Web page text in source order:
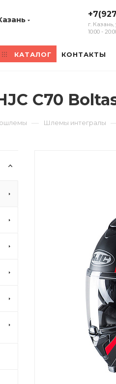
г.
10:00 -
КАТАЛОГ КОНТАКТЫ
C70
— Шлемы интегралы